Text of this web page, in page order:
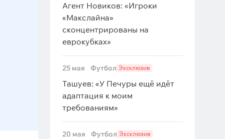
Агент Новиков: «Игроки
«Макслайна»
сконцентрированы на
еврокубках»
25 мая Футбол Эксклюзив
Ташуев: «У Печуры ещё идёт
адаптация к моим
требованиям»
20 мая Футбол Эксклюзив